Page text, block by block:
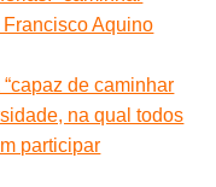
Francisco Aquino
de caminhar
na qual todos
participar